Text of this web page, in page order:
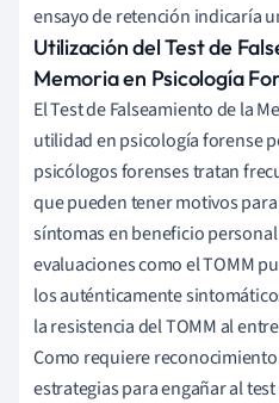
ensayo de retención indicaría
Utilización del Test de
Memoria en Psicología
El Test de Falseamiento de la
utilidad en psicología forense
psicólogos forenses tratan
que pueden tener motivos
síntomas en beneficio
evaluaciones como el TOMM
los auténticamente
la resistencia del TOMM al
Como requiere
estrategias para engañar al